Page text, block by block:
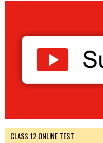
CLASS 12 ONLINE TEST